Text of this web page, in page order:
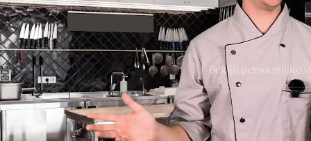
Bekijk persoonlijke